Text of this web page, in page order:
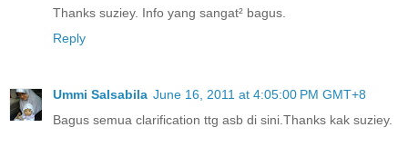
Thanks suziey. Info yang sangat² bagus.
Reply
Ummi Salsabila June 16, 2011 at 4:05:00 PM GMT+8
Bagus semua clarification ttg asb di sini.Thanks kak suziey.